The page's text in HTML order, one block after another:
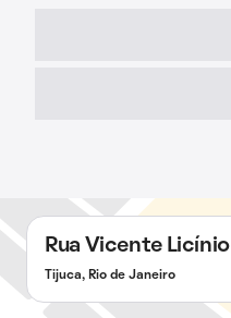
Rua Vicente Licínio
Tijuca, Rio de Janeiro